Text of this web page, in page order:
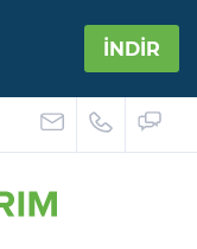
İNDİR